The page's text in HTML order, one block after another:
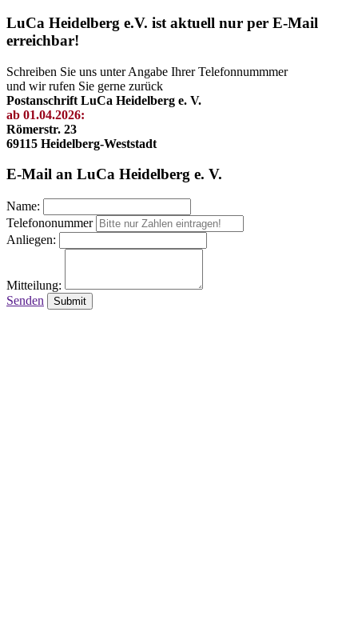
LuCa Heidelberg e.V. ist aktuell nur per E-Mail
erreichbar!
Schreiben Sie uns unter Angabe Ihrer Telefonnummmer
und wir rufen Sie gerne zurück
Postanschrift LuCa Heidelberg e. V.
ab 01.04.2026:
Römerstr. 23
69115 Heidelberg-Weststadt
E-Mail an LuCa Heidelberg e. V.
Name:
Telefononummer
Anliegen:
Mitteilung:
Senden